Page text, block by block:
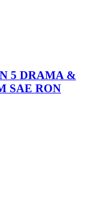
5 DRAMA &
SAE RON